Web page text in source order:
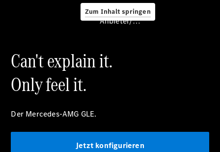
Zum Inhalt springen
Service &
Zubehör
buchen
Extras
Unterwegs
Anbieter/Datenschutz
Can't explain it.
Only feel it.
Der Mercedes-AMG GLE.
Jetzt konfigurieren